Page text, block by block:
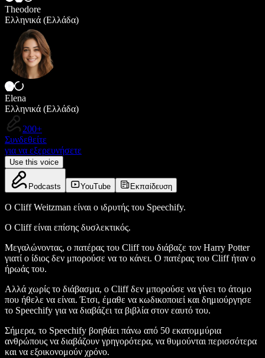
Theodore
Ελληνικά (Ελλάδα)
Elena
Ελληνικά (Ελλάδα)
200+
Συνδεθείτε
για να εξερευνήσετε
Use this voice
Podcasts YouTube Εκπαίδευση
Ο Cliff Weitzman είναι ο ιδρυτής του Speechify.
Ο Cliff είναι επίσης δυσλεκτικός.
Μεγαλώνοντας, ο πατέρας του Cliff του διάβαζε τον Harry Potter
γιατί ο ίδιος δεν μπορούσε να το κάνει. Ο πατέρας του Cliff ήταν ο
ήρωάς του.
Αλλά χωρίς το διάβασμα, ο Cliff δεν μπορούσε να γίνει το άτομο
που ήθελε να είναι. Έτσι, έμαθε να κωδικοποιεί και δημιούργησε
το Speechify για να διαβάζει τα βιβλία στον εαυτό του.
Σήμερα, το Speechify βοηθάει πάνω από 50 εκατομμύρια
ανθρώπους να διαβάζουν γρηγορότερα, να θυμούνται περισσότερα
και να εξοικονομούν χρόνο.